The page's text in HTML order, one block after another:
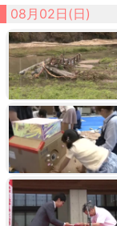
08月02日(日)